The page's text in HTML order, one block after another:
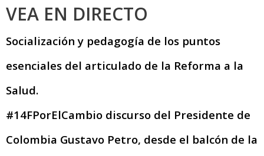
VEA EN DIRECTO
Socialización y pedagogía de los puntos
esenciales del articulado de la Reforma a la
Salud.
#14FPorElCambio discurso del Presidente de
Colombia Gustavo Petro, desde el balcón de la